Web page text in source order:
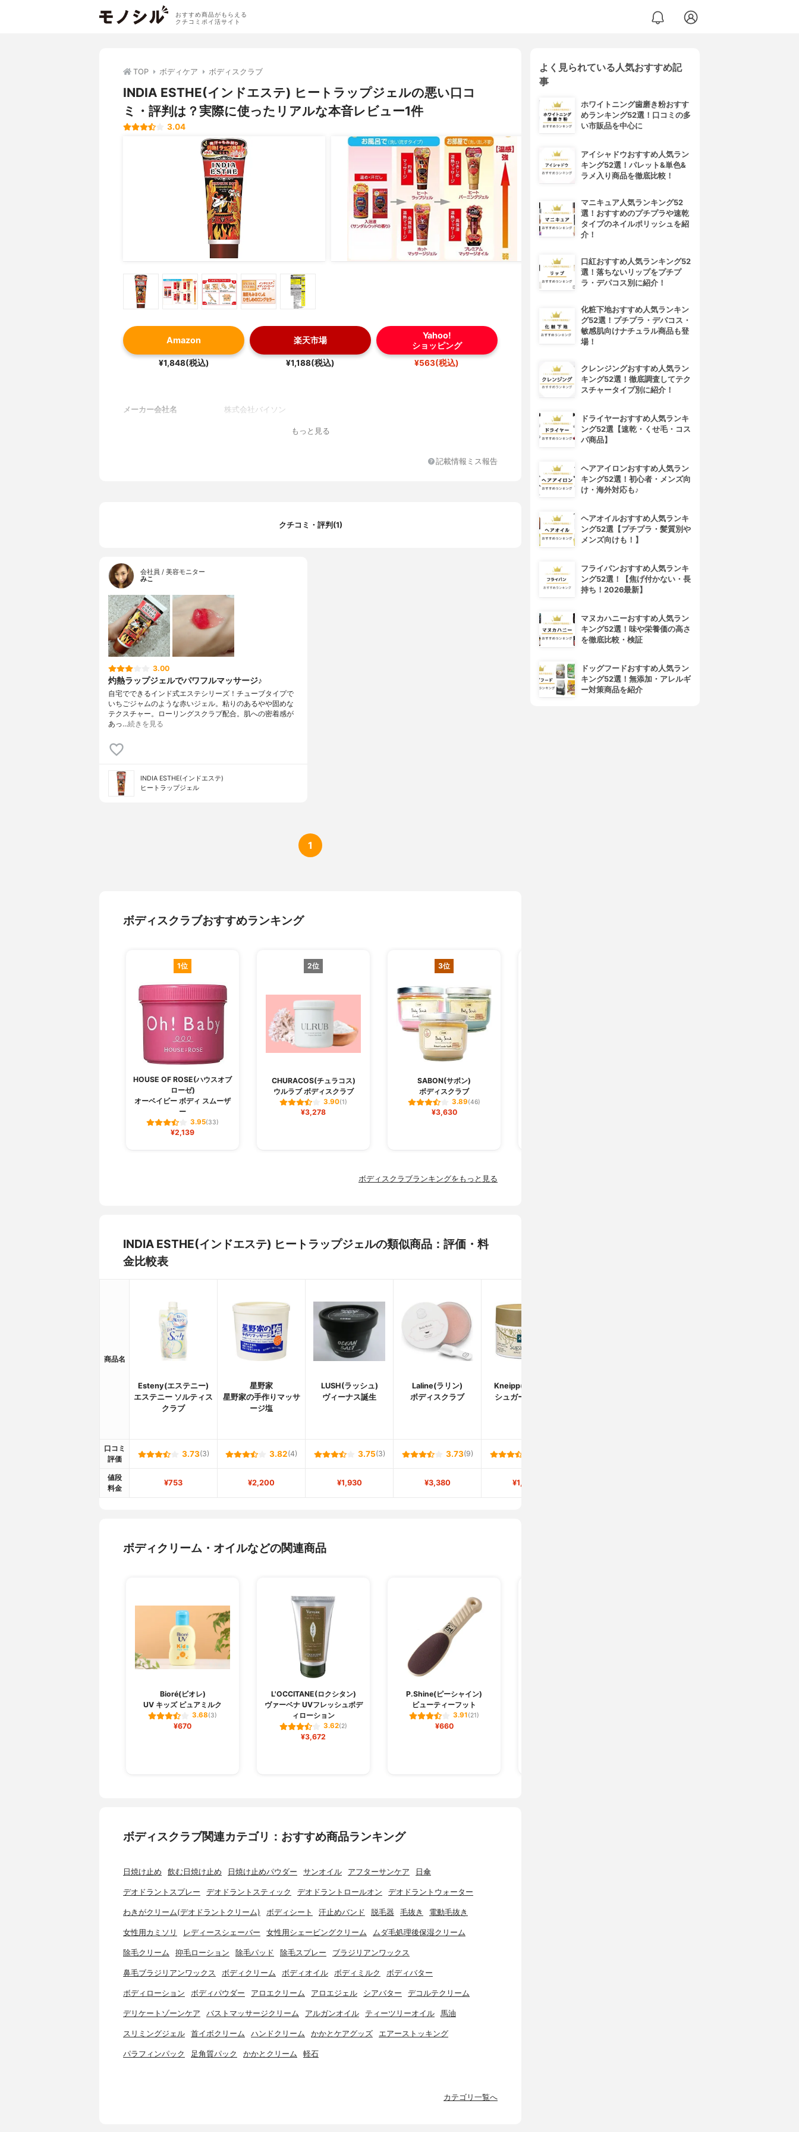
おすすめ商品がもらえる
クチコミポイ活サイト
TOP ボディケア ボディスクラブ
INDIA ESTHE(インドエステ) ヒートラップジェルの悪い口コ
ミ・評判は？実際に使ったリアルな本音レビュー1件
3.04
Amazon
¥1,848(税込)
楽天市場
¥1,188(税込)
Yahoo!
ショッピング
¥563(税込)
メーカー会社名 株式会社バイソン
もっと見る
記載情報ミス報告
クチコミ・評判(1)
会社員 / 美容モニター
みこ
3.00
灼熱ラップジェルでパワフルマッサージ♪
自宅でできるインド式エステシリーズ！チューブタイプで
いちごジャムのような赤いジェル。粘りのあるやや固めな
テクスチャー。ローリングスクラブ配合。肌への密着感が
あっ…続きを見る
INDIA ESTHE(インドエステ)
ヒートラップジェル
1
ボディスクラブおすすめランキング
1位
HOUSE OF ROSE(ハウスオブ
ローゼ)
オーベイビー ボディ スムーザ
ー
3.95(33)
¥2,139
2位
CHURACOS(チュラコス)
ウルラブ ボディスクラブ
3.90(1)
¥3,278
3位
SABON(サボン)
ボディスクラブ
3.89(46)
¥3,630
ボディスクラブランキングをもっと見る
INDIA ESTHE(インドエステ) ヒートラップジェルの類似商品：評価・料
金比較表
商品名
Esteny(エステニー)
エステニー ソルティス
クラブ
星野家
星野家の手作りマッサ
ージ塩
LUSH(ラッシュ)
ヴィーナス誕生
Laline(ラリン)
ボディスクラブ
Kneipp(クナイプ)
シュガースクラブ
口コミ
評価
3.73(3) 3.82(4) 3.75(3) 3.73(9)
値段
料金
¥753 ¥2,200 ¥1,930 ¥3,380 ¥1,540
ボディクリーム・オイルなどの関連商品
Bioré(ビオレ)
UV キッズ ピュアミルク
3.68(3)
¥670
L'OCCITANE(ロクシタン)
ヴァーベナ UVフレッシュボデ
ィローション
3.62(2)
¥3,672
P.Shine(ピーシャイン)
ビューティーフット
3.91(21)
¥660
ボディスクラブ関連カテゴリ：おすすめ商品ランキング
日焼け止め 飲む日焼け止め 日焼け止めパウダー サンオイル アフターサンケア 日傘
デオドラントスプレー デオドラントスティック デオドラントロールオン デオドラントウォーター
わきがクリーム(デオドラントクリーム) ボディシート 汗止めバンド 脱毛器 毛抜き 電動毛抜き
女性用カミソリ レディースシェーバー 女性用シェービングクリーム ムダ毛処理後保湿クリーム
除毛クリーム 抑毛ローション 除毛パッド 除毛スプレー ブラジリアンワックス
鼻毛ブラジリアンワックス ボディクリーム ボディオイル ボディミルク ボディバター
ボディローション ボディパウダー アロエクリーム アロエジェル シアバター デコルテクリーム
デリケートゾーンケア バストマッサージクリーム アルガンオイル ティーツリーオイル 馬油
スリミングジェル 首イボクリーム ハンドクリーム かかとケアグッズ エアーストッキング
パラフィンパック 足角質パック かかとクリーム 軽石
カテゴリ一覧へ
よく見られている人気おすすめ記
事
ホワイトニング歯磨き粉おすす
めランキング52選！口コミの多
い市販品を中心に
アイシャドウおすすめ人気ラン
キング52選！パレット&単色&
ラメ入り商品を徹底比較！
マニキュア人気ランキング52
選！おすすめのプチプラや速乾
タイプのネイルポリッシュを紹
介！
口紅おすすめ人気ランキング52
選！落ちないリップをプチプ
ラ・デパコス別に紹介！
化粧下地おすすめ人気ランキン
グ52選！プチプラ・デパコス・
敏感肌向けナチュラル商品も登
場！
クレンジングおすすめ人気ラン
キング52選！徹底調査してテク
スチャータイプ別に紹介！
ドライヤーおすすめ人気ランキ
ング52選【速乾・くせ毛・コス
パ商品】
ヘアアイロンおすすめ人気ラン
キング52選！初心者・メンズ向
け・海外対応も♪
ヘアオイルおすすめ人気ランキ
ング52選【プチプラ・髪質別や
メンズ向けも！】
フライパンおすすめ人気ランキ
ング52選！【焦げ付かない・長
持ち！2026最新】
マヌカハニーおすすめ人気ラン
キング52選！味や栄養価の高さ
を徹底比較・検証
ドッグフードおすすめ人気ラン
キング52選！無添加・アレルギ
ー対策商品を紹介